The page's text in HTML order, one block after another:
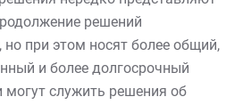
решений
при этом носят более общий,
и более долгосрочный
служить решения об